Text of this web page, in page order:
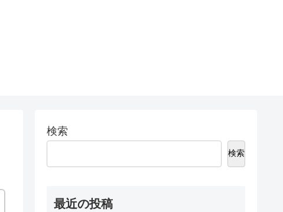
検索
検索
最近の投稿